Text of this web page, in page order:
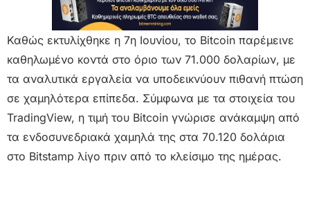
Καθώς εκτυλίχθηκε η 7η Ιουνίου, το Bitcoin παρέμεινε
καθηλωμένο κοντά στο όριο των 71.000 δολαρίων, με
τα αναλυτικά εργαλεία να υποδεικνύουν πιθανή πτώση
σε χαμηλότερα επίπεδα. Σύμφωνα με τα στοιχεία του
TradingView, η τιμή του Bitcoin γνώρισε ανάκαμψη από
τα ενδοσυνεδριακά χαμηλά της στα 70.120 δολάρια
στο Bitstamp λίγο πριν από το κλείσιμο της ημέρας.